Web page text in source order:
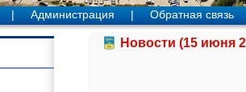
| Администрация | Обратная связь
Новости (15 июня